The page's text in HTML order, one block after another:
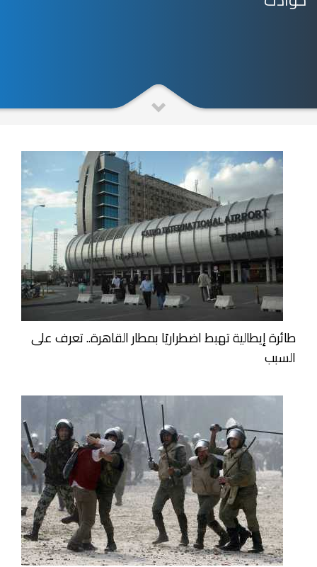
طائرة إيطالية تهبط اضطراريًا بمطار القاهرة.. تعرف على
السبب